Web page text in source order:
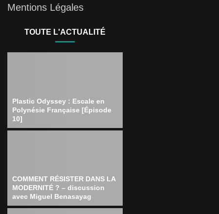
Mentions Légales
TOUTE L'ACTUALITÉ
Plastic Odyssey : Escale en
Polynésie Française [Épisode
10]
COMMENT RÉSISTER DANS LA
MODERNITÉ ? – discussion
avec Miguel Benasayag